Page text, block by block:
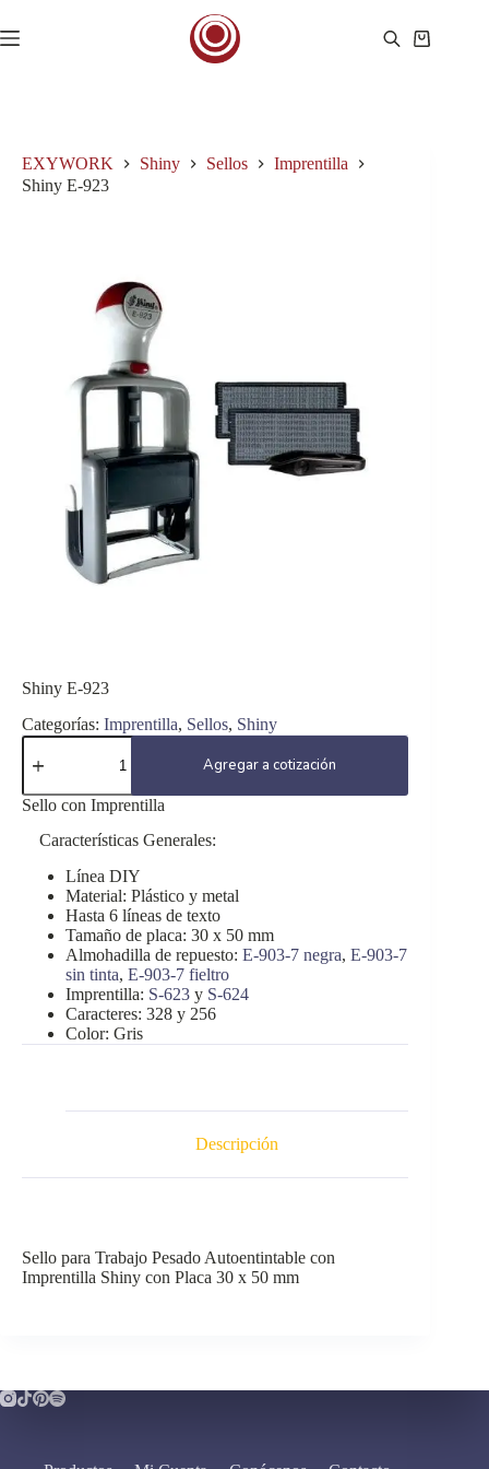
al
contenido
Carro
EXYWORK Shiny Sellos
Imprentilla
Shiny E-923
Shiny E-923
Categorías: Imprentilla, Sellos, Shiny
Shiny
E-
cantidad
Agregar a cotización
Sello con Imprentilla
Características Generales:
Línea DIY
Material: Plástico y metal
Hasta 6 líneas de texto
Tamaño de placa: 30 x 50 mm
Almohadilla de repuesto: E-903-7 negra, E-903-7
sin tinta, E-903-7 fieltro
Imprentilla: S-623 y S-624
Caracteres: 328 y 256
Color: Gris
Descripción
Sello para Trabajo Pesado Autoentintable con
Imprentilla Shiny con Placa 30 x 50 mm